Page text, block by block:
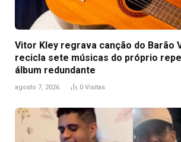
Vitor Kley regrava canção do Barão
recicla sete músicas do próprio
álbum redundante
agosto 7, 2026 0 Visitas